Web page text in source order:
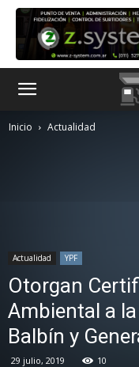
Inicio Actualidad
Actualidad YPF
Otorgan
Ambiental a
Balbín y
29 julio, 2019 10